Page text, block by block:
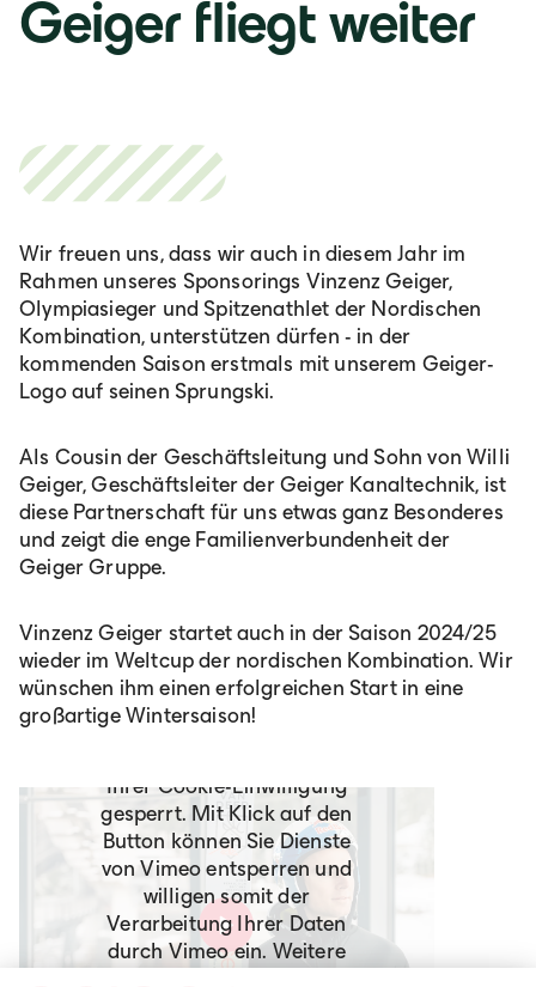
Geiger fliegt weiter
Wir freuen uns, dass wir auch in diesem Jahr im
Rahmen unseres Sponsorings Vinzenz Geiger,
Olympiasieger und Spitzenathlet der Nordischen
Kombination, unterstützen dürfen - in der
kommenden Saison erstmals mit unserem Geiger-
Logo auf seinen Sprungski.
Als Cousin der Geschäftsleitung und Sohn von Willi
Geiger, Geschäftsleiter der Geiger Kanaltechnik, ist
diese Partnerschaft für uns etwas ganz Besonderes
und zeigt die enge Familienverbundenheit der
Geiger Gruppe.
Vinzenz Geiger startet auch in der Saison 2024/25
wieder im Weltcup der nordischen Kombination. Wir
wünschen ihm einen erfolgreichen Start in eine
großartige Wintersaison!
Ihrer Cookie-Einwilligung
gesperrt. Mit Klick auf den
Button können Sie Dienste
von Vimeo entsperren und
willigen somit der
Verarbeitung Ihrer Daten
durch Vimeo ein. Weitere